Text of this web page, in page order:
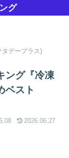
グ
タデープラス)
ング『冷凍
ベスト
2026.06.27